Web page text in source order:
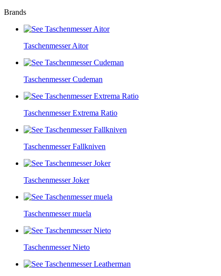
Brands
Taschenmesser Aitor
Taschenmesser Cudeman
Taschenmesser Extrema Ratio
Taschenmesser Fallkniven
Taschenmesser Joker
Taschenmesser muela
Taschenmesser Nieto